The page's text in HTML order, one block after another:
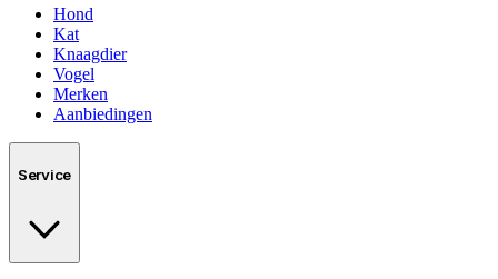
Hond
Kat
Knaagdier
Vogel
Merken
Aanbiedingen
Service